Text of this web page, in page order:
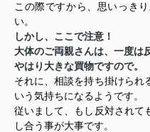
この際ですから、思いっき
い。
しかし、ここで注意！
大体のご両親さんは、一度は
やはり大きな買物ですので。
それに、相談を持ち掛けられ
いう気持ちになるようです。
従いまして、もし反対されて
し合う事が大事です。